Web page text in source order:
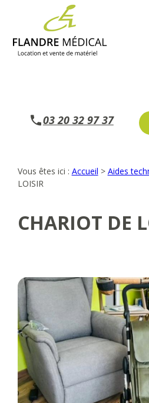
03 20 32 97 37
Vous êtes ici : Accueil > Aides
LOISIR
CHARIOT DE
Panneau de gestion des cookies